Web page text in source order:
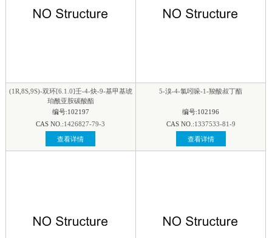
(1R,8S,9S)-双环[6.1.0]壬-4-炔-9-基甲基琥
珀酰亚胺碳酸酯
编号:102197
CAS NO.:1426827-79-3
查看详情
5-溴-4-氯吲哚-1-羧酸叔丁酯
编号:102196
CAS NO.:1337533-81-9
查看详情